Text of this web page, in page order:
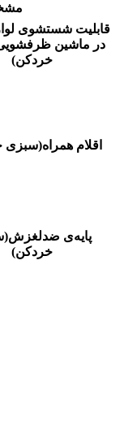
قابلیت شستشوی
در ماشین
خردکن)
اقلام
پایه‌ی
خردکن)